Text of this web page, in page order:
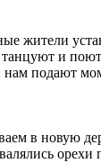
жители
и
подают
в новую